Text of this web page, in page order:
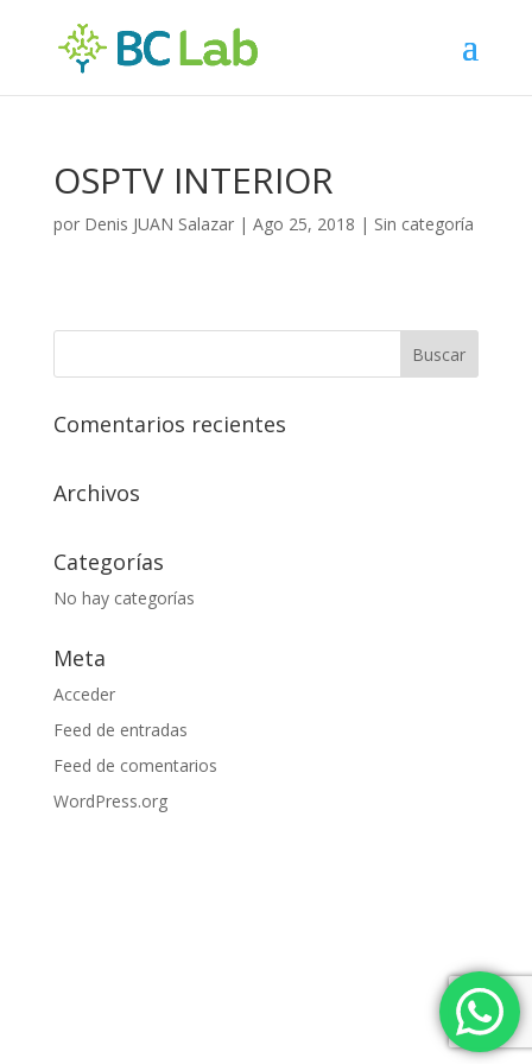
OSPTV INTERIOR
por Denis JUAN Salazar| Ago 25, 2018 | Sin categoría
Comentarios recientes
Archivos
Categorías
No hay categorías
Meta
Acceder
Feed de entradas
Feed de comentarios
WordPress.org